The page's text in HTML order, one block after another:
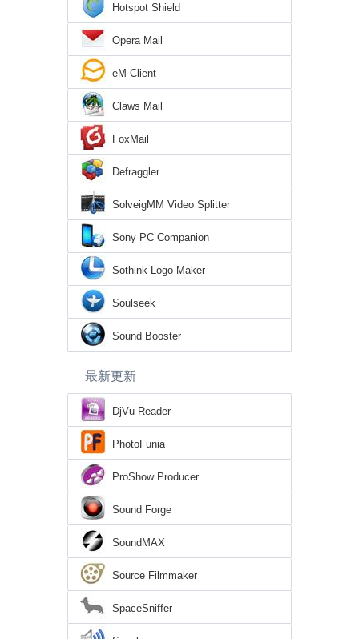
Hotspot Shield
Opera Mail
eM Client
Claws Mail
FoxMail
Defraggler
SolveigMM Video Splitter
Sony PC Companion
Sothink Logo Maker
Soulseek
Sound Booster
最新更新
DjVu Reader
PhotoFunia
ProShow Producer
Sound Forge
SoundMAX
Source Filmmaker
SpaceSniffer